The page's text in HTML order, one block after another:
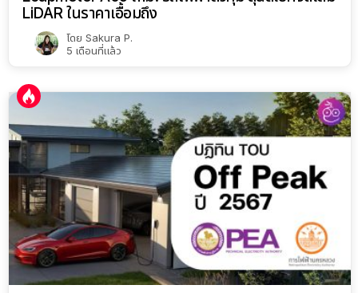
LiDAR ในราคาเอื้อมถึง
โดย Sakura P.
5 เดือนที่แล้ว